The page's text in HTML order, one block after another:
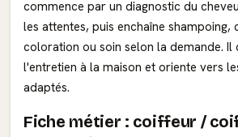
commence par un diagnostic du
les attentes, puis enchaîne shampoing,
coloration ou soin selon la demande. Il
l'entretien à la maison et oriente vers
adaptés.
Fiche métier : coiffeur /